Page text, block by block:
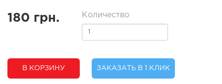
180 грн. Количество
В КОРЗИНУ ЗАКАЗАТЬ В 1 КЛИК